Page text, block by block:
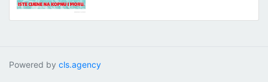
Powered by cls.agency